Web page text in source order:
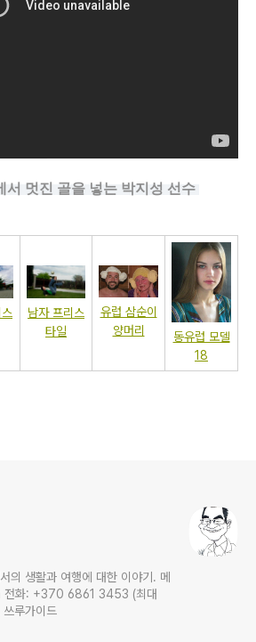
서 멋진 골을 넣는 박지성 선수
남자 프리스
타일
유럽 삼순이
양머리
동유럽 모델
18
의 생활과 여행에 대한 이야기. 메
화: +370 6861 3453 (최대
루가이드